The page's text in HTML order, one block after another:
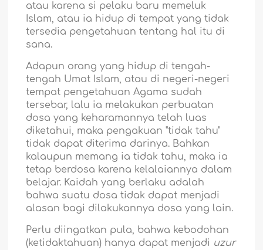
atau karena si pelaku baru memeluk
Islam, atau ia hidup di tempat yang tidak
tersedia pengetahuan tentang hal itu di
sana.
Adapun orang yang hidup di tengah-
tengah Umat Islam, atau di negeri-negeri
tempat pengetahuan Agama sudah
tersebar, lalu ia melakukan perbuatan
dosa yang keharamannya telah luas
diketahui, maka pengakuan "tidak tahu"
tidak dapat diterima darinya. Bahkan
kalaupun memang ia tidak tahu, maka ia
tetap berdosa karena kelalaiannya dalam
belajar. Kaidah yang berlaku adalah
bahwa suatu dosa tidak dapat menjadi
alasan bagi dilakukannya dosa yang lain.
Perlu diingatkan pula, bahwa kebodohan
(ketidaktahuan) hanya dapat menjadi uzur